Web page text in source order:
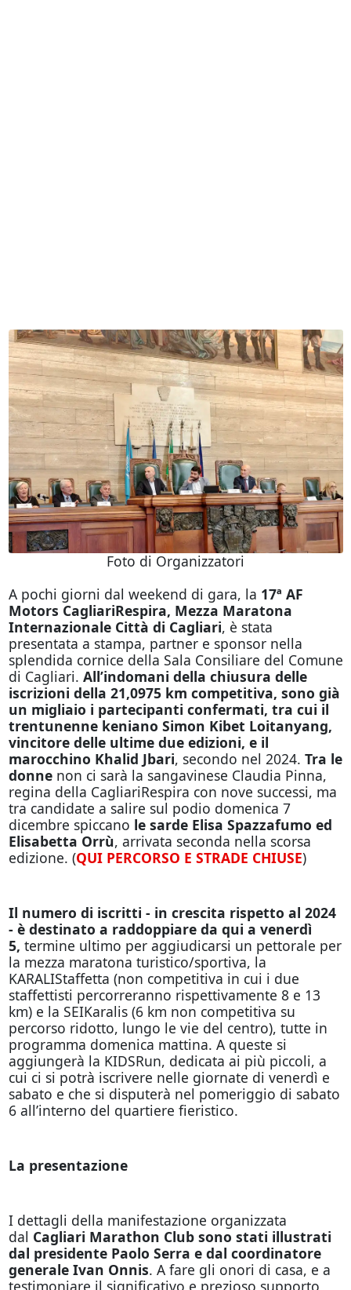
Foto di Organizzatori
A pochi giorni dal weekend di gara, la 17ª AF
Motors CagliariRespira, Mezza Maratona
Internazionale Città di Cagliari, è stata
presentata a stampa, partner e sponsor nella
splendida cornice della Sala Consiliare del Comune
di Cagliari. All’indomani della chiusura delle
iscrizioni della 21,0975 km competitiva, sono già
un migliaio i partecipanti confermati, tra cui il
trentunenne keniano Simon Kibet Loitanyang,
vincitore delle ultime due edizioni, e il
marocchino Khalid Jbari, secondo nel 2024. Tra le
donne non ci sarà la sangavinese Claudia Pinna,
regina della CagliariRespira con nove successi, ma
tra candidate a salire sul podio domenica 7
dicembre spiccano le sarde Elisa Spazzafumo ed
Elisabetta Orrù, arrivata seconda nella scorsa
edizione. (QUI PERCORSO E STRADE CHIUSE)
Il numero di iscritti - in crescita rispetto al 2024
- è destinato a raddoppiare da qui a venerdì
5, termine ultimo per aggiudicarsi un pettorale per
la mezza maratona turistico/sportiva, la
KARALIStaffetta (non competitiva in cui i due
staffettisti percorreranno rispettivamente 8 e 13
km) e la SEIKaralis (6 km non competitiva su
percorso ridotto, lungo le vie del centro), tutte in
programma domenica mattina. A queste si
aggiungerà la KIDSRun, dedicata ai più piccoli, a
cui ci si potrà iscrivere nelle giornate di venerdì e
sabato e che si disputerà nel pomeriggio di sabato
6 all’interno del quartiere fieristico.
La presentazione
I dettagli della manifestazione organizzata
dal Cagliari Marathon Club sono stati illustrati
dal presidente Paolo Serra e dal coordinatore
generale Ivan Onnis. A fare gli onori di casa, e a
testimoniare il significativo e prezioso supporto